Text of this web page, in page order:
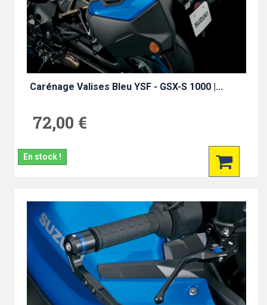
Carénage Valises Bleu YSF - GSX-S 1000 |...
72,00 €
En stock !